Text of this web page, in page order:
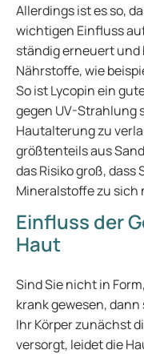
Allerdings ist es so,
wichtigen Einfluss
ständig erneuert
Nährstoffe, wie
So ist Lycopin ein
gegen UV-Strahlung
Hautalterung zu
größtenteils aus
das Risiko groß,
Mineralstoffe zu sich
Einfluss der
Haut
Sind Sie nicht in
krank gewesen, dann
Ihr Körper zunächst
versorgt, leidet die